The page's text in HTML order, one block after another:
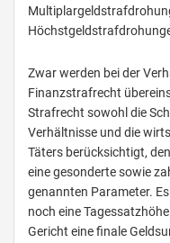
Zwar werden bei der
Finanzstrafrecht
Strafrecht sowohl die
Verhältnisse und die
Täters berücksichtigt,
eine gesonderte sowie
genannten Parameter.
noch eine
Gericht eine finale